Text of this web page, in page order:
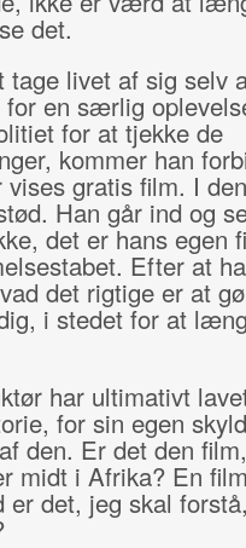
det.
tage livet af sig selv
en særlig
for at tjekke de
kommer han
gratis film. I
Han går ind og
det er hans egen
Efter at
det rigtige er at
i stedet for at
har ultimativt
for sin egen
den. Er det den
midt i Afrika? En
det, jeg skal